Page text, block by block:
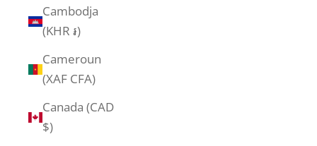
Cambodja
(KHR ៛)
Cameroun
(XAF CFA)
Canada (CAD
$)